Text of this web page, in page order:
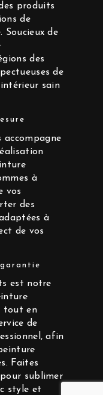
produits
de
Soucieux de
des
de
sain
accompagne
à
vos
des
à
de vos
est notre
tout en
de
afin
Faites
sublimer
style et